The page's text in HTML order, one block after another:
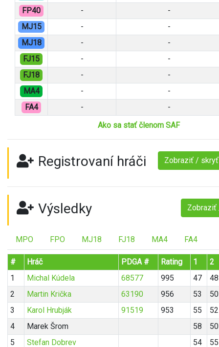
FP40
-
-
MJ15
-
-
MJ18
-
-
FJ15
-
-
FJ18
-
-
MA4
-
-
FA4
-
-
Ako sa stať členom SAF
Registrovaní hráči Zobraziť / skryť
Výsledky
MPO FPO MJ18 FJ18 MA4 FA4
# Hráč PDGA # Rating 1
2
1
Michal Kúdela 68577 995 47
48
2
Martin Krička 63190 956 53
50
3
Karol Hrubják 91519 953 55
52
4
Marek Šrom 58
50
5
Stefan Dobrev 54 55